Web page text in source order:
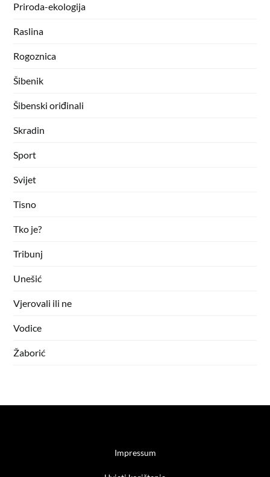
Priroda-ekologija
Raslina
Rogoznica
Šibenik
Šibenski oriđinali
Skradin
Sport
Svijet
Tisno
Tko je?
Tribunj
Unešić
Vjerovali ili ne
Vodice
Žaborić
Impressum